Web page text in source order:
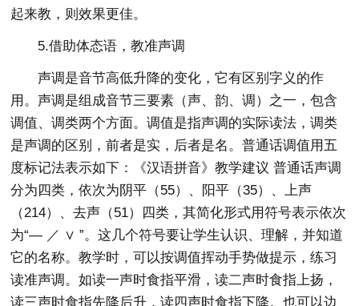
起来教，则效果更佳。
5.借助体态语，教准声调
声调是音节高低升降的变化，它有区别字义的作
用。声调是组成音节三要素（声、韵、调）之一，包含
调值、调类两个方面。调值是指声调的实际读法，调类
是声调的区别，前者是实，后者是名。普通话调值用五
度标记法表示如下：《汉语拼音》教学建议 普通话声调
分为四类，依次为阴平（55）、阳平（35）、上声
（214）、去声（51）四类，其简化形式用符号表示依次
为“— ／ ∨ ”。这几个符号要让学生认识、理解，并知道
它的名称。教学时，可以按调值挥动手势做提示，练习
读准声调。如读一声时食指平滑，读二声时食指上扬，
读三声时食指先降后升，读四声时食指下降。也可以边